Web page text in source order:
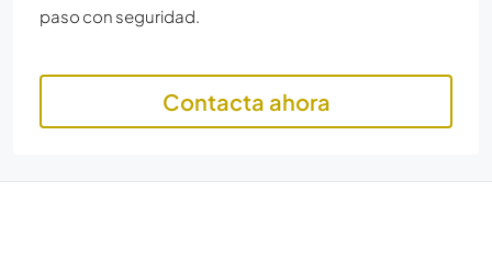
paso con seguridad.
Contacta ahora